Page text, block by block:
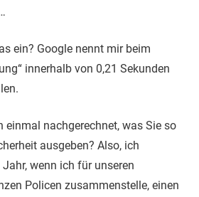
ein? Google nennt mir beim
innerhalb von 0,21 Sekunden
einmal nachgerechnet, was Sie so
ausgeben? Also, ich
wenn ich für unseren
Policen zusammenstelle, einen